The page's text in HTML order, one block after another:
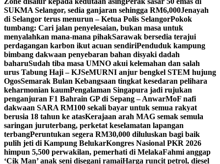
SUKMA Selangor, sedia ganjaran sehingga RM6,000Jenayah
di Selangor terus menurun – Ketua Polis SelangorPokok
tumbang: Cari jalan penyelesaian, bukan masa untuk
menyalahkan mana-mana pihakSarawak bersedia terajui
perdagangan karbon ikut acuan sendiriPenduduk kampung
bimbang dakwaan penyebaran bahan disyaki dadah
baharuSudah tiba masa UMNO akui kelemahan dan salah
urus Tabung Haji – KJSeMURNI anjur bengkel STEM hujung
OgosSemarak Bulan Kebangsaan tingkat kesedaran pelihara
keharmonian kaumPengalaman Singapura jadi rujukan
penganjuran F1 Bahrain GP di Sepang – AnwarMoF nafi
dakwaan SARA RM100 sekali bayar untuk semua rakyat
berusia 18 tahun ke atasKerajaan arah MAG semak semula
saringan juruterbang, perketat keselamatan lapangan
terbangPeruntukan segera RM30,000 diluluskan bagi baik
pulih jeti di Kampung BelukarKongres Nasional PKR 2026
himpun 5,500 perwakilan, pemerhati di MelakaFahmi anggap
‘Cik Man’ anak seni disegani ramaiHarga runcit petrol, diesel